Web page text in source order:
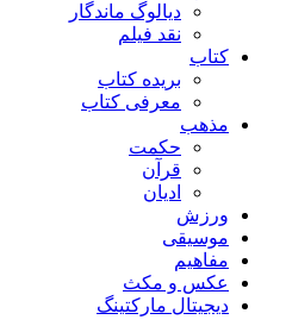
دیالوگ ماندگار
نقد فیلم
کتاب
بریده کتاب
معرفی کتاب
مذهب
حکمت
قرآن
ادیان
ورزش
موسیقی
مفاهیم
عکس و مکث
دیجیتال مارکتینگ